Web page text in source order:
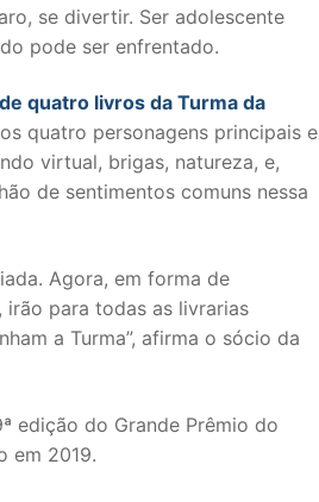
se divertir. Ser adolescente
pode ser enfrentado.
quatro livros da Turma da
quatro personagens principais e
virtual, brigas, natureza, e,
de sentimentos comuns nessa
Agora, em forma de
para todas as livrarias
a Turma”, afirma o sócio da
edição do Grande Prêmio do
em 2019.